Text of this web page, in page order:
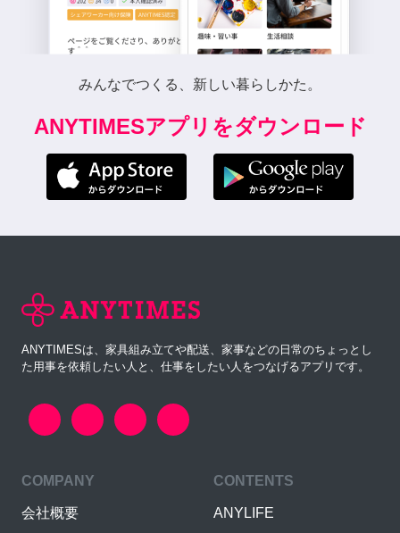
みんなでつくる、新しい暮らしかた。
ANYTIMESアプリをダウンロード
ANYTIMESは、家具組み立てや配送、家事などの日常のちょっとし
た用事を依頼したい人と、仕事をしたい人をつなげるアプリです。
COMPANY
会社概要
CONTENTS
ANYLIFE